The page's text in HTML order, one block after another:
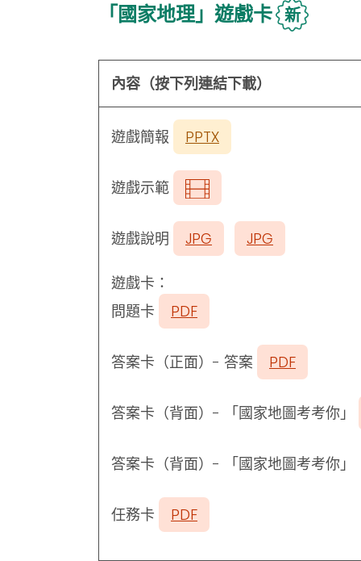
「國家地理」遊戲卡 新
內容（按下列連結下載）
遊戲簡報 PPTX
遊戲示範
遊戲說明 JPG JPG
遊戲卡：
問題卡
PDF
答案卡（正面）- 答案 PDF
答案卡（背面）- 「國家地圖考考你」
答案卡（背面）- 「國家地圖考考你
任務卡 PDF